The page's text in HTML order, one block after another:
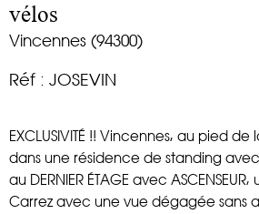
vélos
Vincennes (94300)
Réf : JOSEVIN
EXCLUSIVITÉ !! Vincennes, au pied de
dans une résidence de standing
au DERNIER ÉTAGE avec
Carrez avec une vue dégagée sans